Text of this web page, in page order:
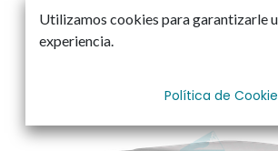
Utilizamos cookies para garantizarle
experiencia.
Política de